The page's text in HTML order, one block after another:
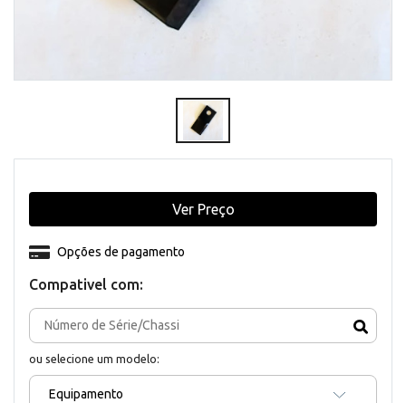
Compativel com:
ou selecione um modelo:
Equipamento
Opções de pagamento
Ver Preço